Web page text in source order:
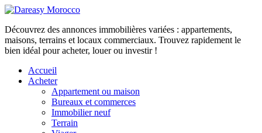
Découvrez des annonces immobilières variées : appartements,
maisons, terrains et locaux commerciaux. Trouvez rapidement le
bien idéal pour acheter, louer ou investir !
Accueil
Acheter
Appartement ou maison
Bureaux et commerces
Immobilier neuf
Terrain